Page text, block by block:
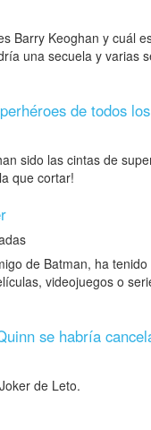
Barry Keoghan y cuál
una secuela y varias
de todos
sido las cintas de
que cortar!
de Batman, ha
videojuegos o
se habría
de Leto.